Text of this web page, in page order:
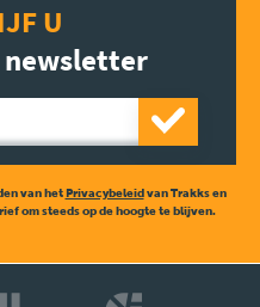
U
newsletter
van hetPrivacybeleidvan Trakks en
om steeds op de hoogte te blijven.